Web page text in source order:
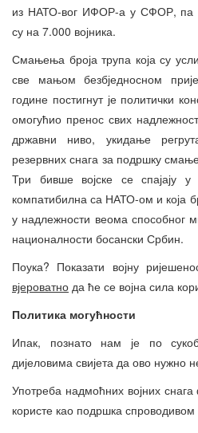
из НАТО-вог ИФОР-а у СФОР, па
су на 7.000 војника.
Смањења броја трупа која су
све мањом безбједносном
године постигнут је политички
омогућио пренос свих
државни ниво, укидање
резервних снага за подршку
Три бивше војске се спајају у
компатибилна са НАТО-ом и која
у надлежности веома способног
националности босански Србин.
Поука? Показати војну
вјероватно да ће се војна сила
Политика могућности
Ипак, познато нам је по
дијеловима свијета да ово нужно
Употреба надмоћних војних
користе као подршка